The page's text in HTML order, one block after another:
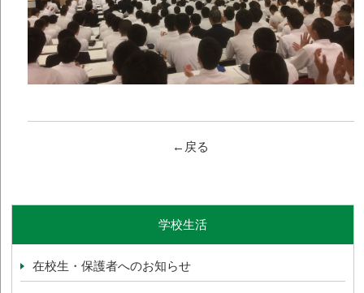
←戻る
学校生活
在校生・保護者へのお知らせ